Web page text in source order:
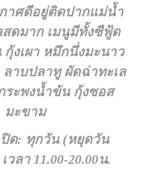
าศดีอยู่ติดปากแม่น้ำ
สดมาก เมนูมีทั้งซีฟู้ด
กุ้งเผา หมึกนึ่งมะนาว
าบปลาทู ผัดฉ่าทะเล
ระพงน้ำข้น กุ้งซอส
มะขาม
ปิด: ทุกวัน (หยุดวัน
ลา 11.00-20.00น.